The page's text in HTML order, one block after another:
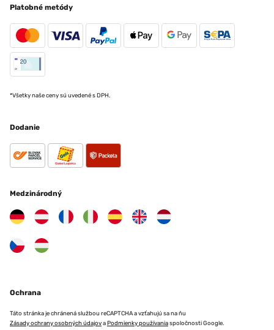
Platobné metódy
*Všetky naše ceny sú uvedené s DPH.
Dodanie
Medzinárodný
Ochrana
Táto stránka je chránená službou reCAPTCHA a vzťahujú sa na ňu
Zásady ochrany osobných údajovaPodmienky používaniaspoločnosti Google.